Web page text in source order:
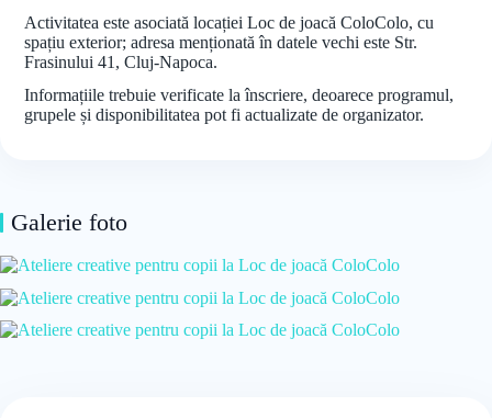
Activitatea este asociată locației Loc de joacă ColoColo, cu
spațiu exterior; adresa menționată în datele vechi este Str.
Frasinului 41, Cluj-Napoca.
Informațiile trebuie verificate la înscriere, deoarece programul,
grupele și disponibilitatea pot fi actualizate de organizator.
Galerie foto